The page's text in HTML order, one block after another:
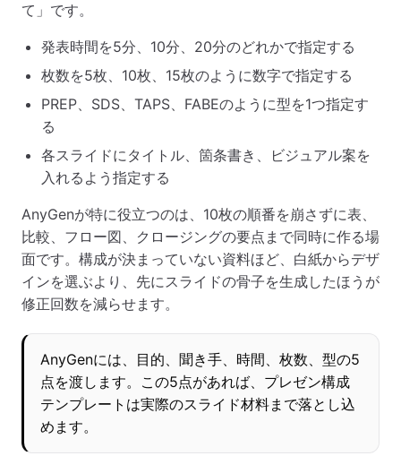
て」です。
発表時間を5分、10分、20分のどれかで指定する
枚数を5枚、10枚、15枚のように数字で指定する
PREP、SDS、TAPS、FABEのように型を1つ指定す
る
各スライドにタイトル、箇条書き、ビジュアル案を
入れるよう指定する
AnyGenが特に役立つのは、10枚の順番を崩さずに表、
比較、フロー図、クロージングの要点まで同時に作る場
面です。構成が決まっていない資料ほど、白紙からデザ
インを選ぶより、先にスライドの骨子を生成したほうが
修正回数を減らせます。
AnyGenには、目的、聞き手、時間、枚数、型の5
点を渡します。この5点があれば、プレゼン構成
テンプレートは実際のスライド材料まで落とし込
めます。